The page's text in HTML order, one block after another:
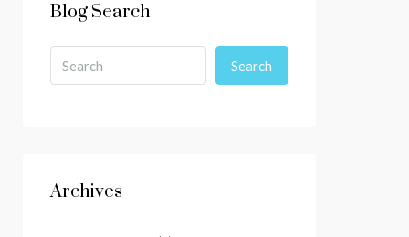
Blog Search
Search
Archives